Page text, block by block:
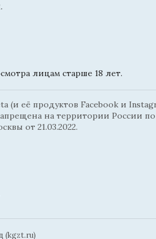
лицам старше 18 лет.
(и её продуктов Facebook и
на территории России по
от 21.03.2022.
(kgzt.ru)